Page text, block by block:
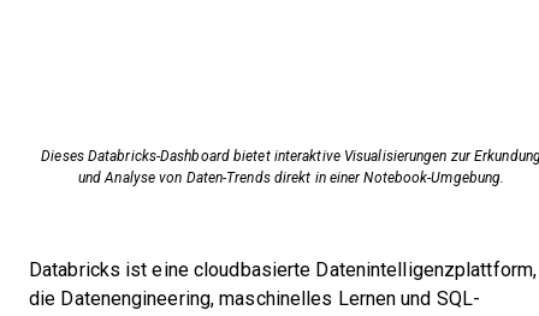
Dieses Databricks-Dashboard bietet interaktive Visualisierungen zur
und Analyse von Daten-Trends direkt in einer Notebook-Umgebung.
Databricks ist eine cloudbasierte Datenintelligenzplattform,
die Datenengineering, maschinelles Lernen und SQL-